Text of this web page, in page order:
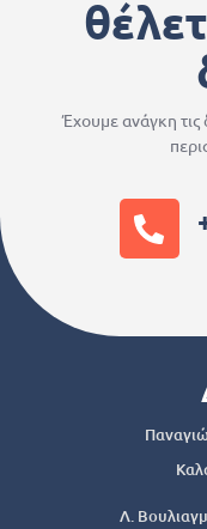
Έχουμε ανάγκη
Λ.